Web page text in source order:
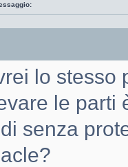
lo stesso
le parti
senza